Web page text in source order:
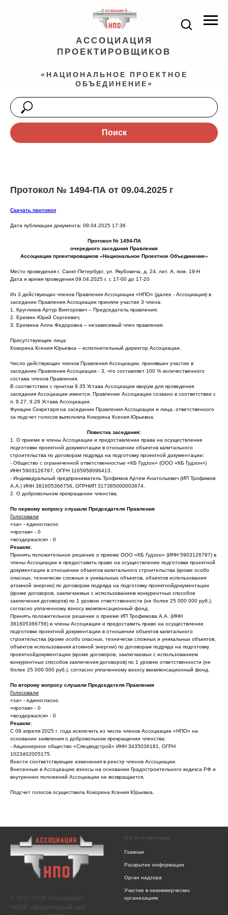
АССОЦИАЦИЯ
ПРОЕКТИРОВЩИКОВ
«НАЦИОНАЛЬНОЕ ПРОЕКТНОЕ
ОБЪЕДИНЕНИЕ»
Поиск
Протокол № 1494-ПА от 09.04.2025 г
Скачать протокол
Дата публикации документа: 09.04.2025 17:36
Протокол № 1494-ПА
очередного заседания Правления
Ассоциации проектировщиков «Национальное Проектное Объединение»
Место проведения г. Санкт-Петербург, ул. Якубовича, д. 24, лит. А, пом. 19-Н
Дата и время проведения 09.04.2025 г. с 17-00 до 17-20
Из 3 действующих членов Правления Ассоциации «НПО» (далее - Ассоциация) в
заседании Правления Ассоциации приняли участие 3 члена:
1. Кругликов Артур Викторович – Председатель правления;
2. Еремин Юрий Сергеевич;
3. Еремина Алла Федоровна – независимый член правления.
Присутствующие лица:
Кокорина Ксения Юрьевна – исполнительный директор Ассоциации.
Число действующих членов Правления Ассоциации, принявших участие в
заседании Правления Ассоциации - 3, что составляет 100 % количественного
состава членов Правления.
В соответствии с пунктом 9.35 Устава Ассоциации кворум для проведения
заседания Ассоциации имеется. Правление Ассоциации созвано в соответствии с
п. 9.27, 9.28 Устава Ассоциации.
Функции Секретаря на заседании Правления Ассоциации и лица, ответственного
за подсчет голосов выполняла Кокорина Ксения Юрьевна.
Повестка заседания:
1. О приеме в члены Ассоциации и предоставлении права на осуществление
подготовки проектной документации в отношении объектов капитального
строительства по договорам подряда на подготовку проектной документации:
- Общество с ограниченной ответственностью «КБ Гудзон» (ООО «КБ Гудзон»)
ИНН 5903126797, ОГРН 1165958096413.
- Индивидуальный предприниматель Трофимов Артем Анатольевич (ИП Трофимов
А.А.) ИНН 381605366756, ОГРНИП 317385000003674.
2. О добровольном прекращении членства.
По первому вопросу слушали Председателя Правления
Голосовали
«за» - единогласно
«против» - 0
«воздержался» - 0
Решили:
Принять положительное решение о приеме ООО «КБ Гудзон» (ИНН 5903126797) в
члены Ассоциации и предоставить право на осуществление подготовки проектной
документации в отношении объектов капитального строительства (кроме особо
опасных, технически сложных и уникальных объектов, объектов использования
атомной энергии) по договорам подряда на подготовку проектнойдокументации
(кроме договоров, заключаемых с использованием конкурентных способов
заключения договоров) по 1 уровню ответственности (не более 25 000 000 руб.),
согласно уплаченному взносу вкомпенсационный фонд.
Принять положительное решение о приеме ИП Трофимова А.А. (ИНН
381605366756) в члены Ассоциации и предоставить право на осуществление
подготовки проектной документации в отношении объектов капитального
строительства (кроме особо опасных, технически сложных и уникальных объектов,
объектов использования атомной энергии) по договорам подряда на подготовку
проектнойдокументации (кроме договоров, заключаемых с использованием
конкурентных способов заключения договоров) по 1 уровню ответственности (не
более 25 000 000 руб.), согласно уплаченному взносу вкомпенсационный фонд.
По второму вопросу слушали Председателя Правления
Голосовали
«за» - единогласно
«против» - 0
«воздержался» - 0
Решили:
С 09 апреля 2025 г. года исключить из числа членов Ассоциации «НПО» на
основании заявления о добровольном прекращении членства:
- Акционерное общество «Спецводстрой» ИНН 3435036181, ОГРН
1023402005175.
Внести соответствующие изменения в реестр членов Ассоциации.
Внесенные в Ассоциацию взносы на основании Градостроительного кодекса РФ и
внутренних положений Ассоциации не возвращается.
Подсчет голосов осуществила Кокорина Ксения Юрьевна.
© 2017-2026 Ассоциация
"НПО", официальный сайт
Об Ассоциации
Главная
Раскрытие информации
Орган надзора
Участие в некоммерческих
организациях